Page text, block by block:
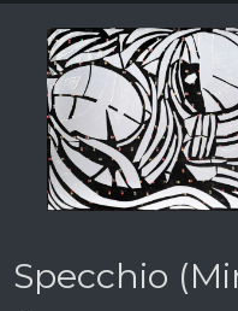
Specchio